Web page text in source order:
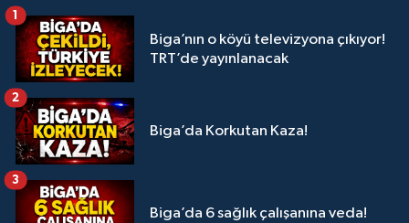
Biga’nın o köyü televizyona çıkıyor!
TRT’de yayınlanacak
1
Biga’da Korkutan Kaza!
2
Biga’da 6 sağlık çalışanına veda!
3